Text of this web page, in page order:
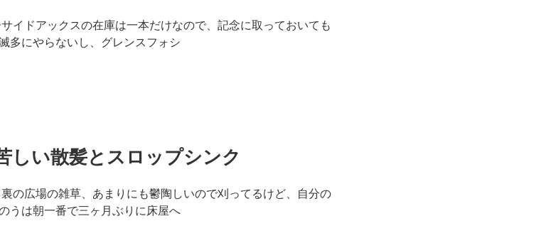
イドアックスの在庫は一本だけなので、記念に取っておいても
多にやらないし、グレンスフォシ
しい散髪とスロップシンク
の広場の雑草、あまりにも鬱陶しいので刈ってるけど、自分の
うは朝一番で三ヶ月ぶりに床屋へ